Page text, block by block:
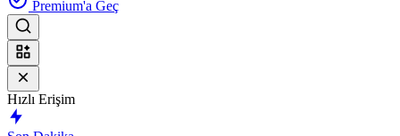
Premium'a Geç
Hızlı Erişim